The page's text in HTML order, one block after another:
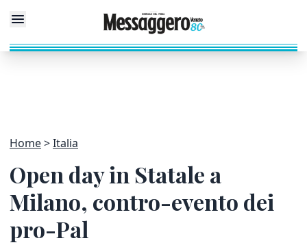
Home Italia
Open day in Statale a
Milano, contro-evento dei
pro-Pal